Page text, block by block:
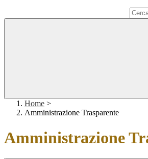
Home >
Amministrazione Trasparente
Amministrazione